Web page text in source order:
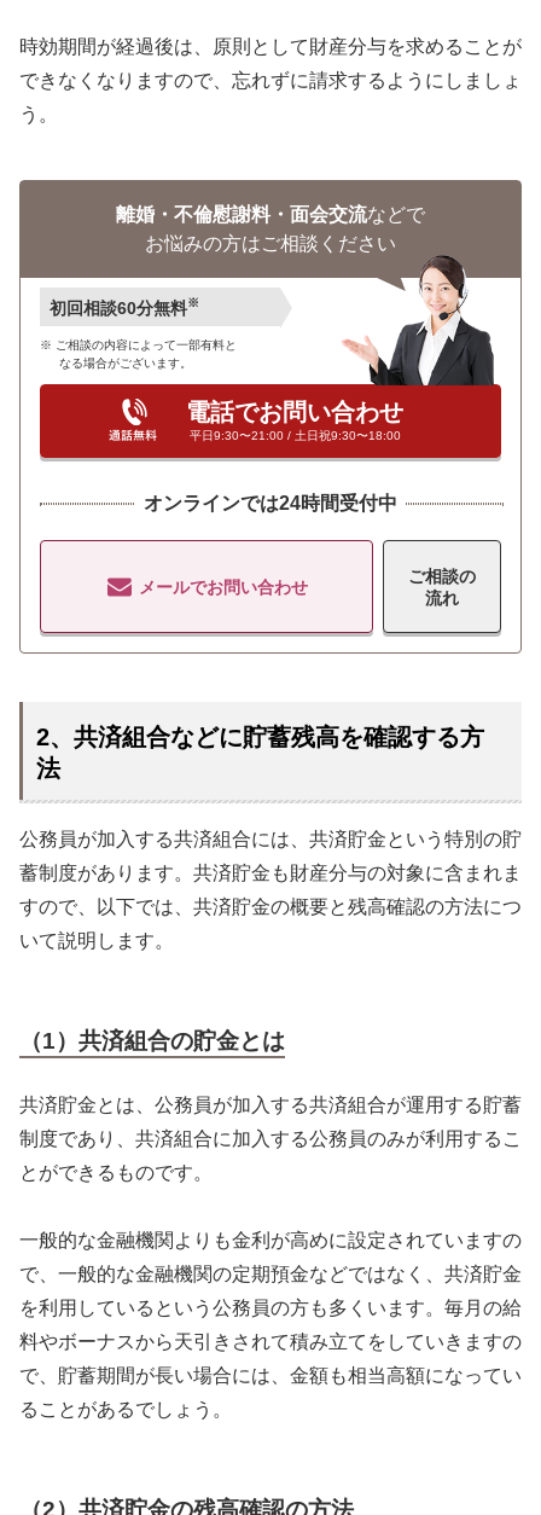
時効期間が経過後は、原則として財産分与を求めることが
できなくなりますので、忘れずに請求するようにしましょ
う。
離婚・不倫慰謝料・面会交流などで
お悩みの方はご相談ください
初回相談60分無料※
ご相談の内容によって一部有料と
なる場合がございます。
電話でお問い合わせ
平日9:30〜21:00 / 土日祝9:30〜18:00
オンラインでは24時間受付中
メールでお問い合わせ
ご相談の
流れ
2、共済組合などに貯蓄残高を確認する方
法
公務員が加入する共済組合には、共済貯金という特別の貯
蓄制度があります。共済貯金も財産分与の対象に含まれま
すので、以下では、共済貯金の概要と残高確認の方法につ
いて説明します。
（1）共済組合の貯金とは
共済貯金とは、公務員が加入する共済組合が運用する貯蓄
制度であり、共済組合に加入する公務員のみが利用するこ
とができるものです。
一般的な金融機関よりも金利が高めに設定されていますの
で、一般的な金融機関の定期預金などではなく、共済貯金
を利用しているという公務員の方も多くいます。毎月の給
料やボーナスから天引きされて積み立てをしていきますの
で、貯蓄期間が長い場合には、金額も相当高額になってい
ることがあるでしょう。
（2）共済貯金の残高確認の方法